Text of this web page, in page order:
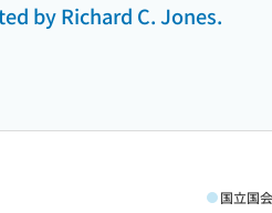
by Richard C. Jones.
国立国